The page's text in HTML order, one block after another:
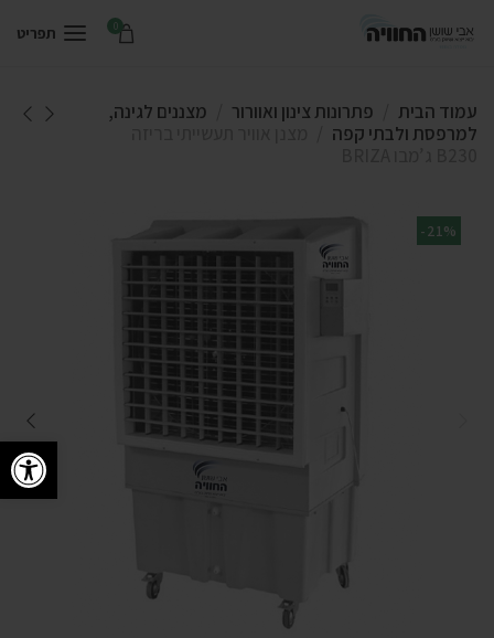
פתח
0 תפריט
עמוד הבית פתרונות צינון ואוורור
מצננים לגינה,
למרפסת ולבתי קפה
-21%